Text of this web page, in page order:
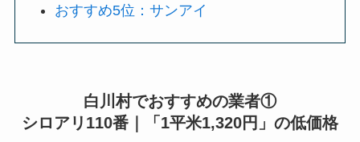
おすすめ5位：サンアイ
白川村でおすすめの業者①
シロアリ110番｜「1平米1,320円」の低価格